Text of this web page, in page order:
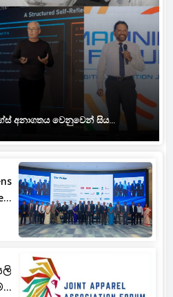
අනාගතය වෙනුවෙන් සිය...